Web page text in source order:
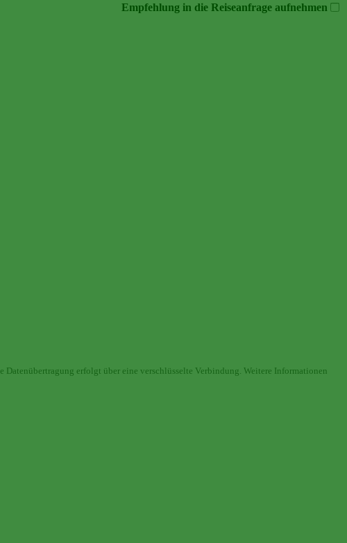
Empfehlung in die Reiseanfrage aufnehmen
Datenübertragung erfolgt über eine verschlüsselte Verbindung. Weitere Informationen